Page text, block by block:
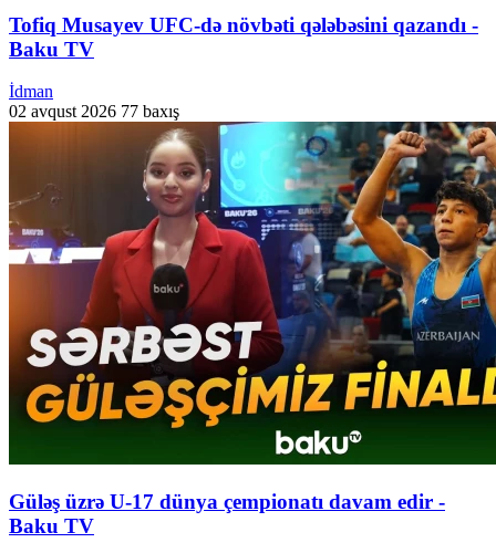
Tofiq Musayev UFC-də növbəti qələbəsini qazandı -
Baku TV
İdman
02 avqust 2026 77 baxış
Güləş üzrə U-17 dünya çempionatı davam edir -
Baku TV